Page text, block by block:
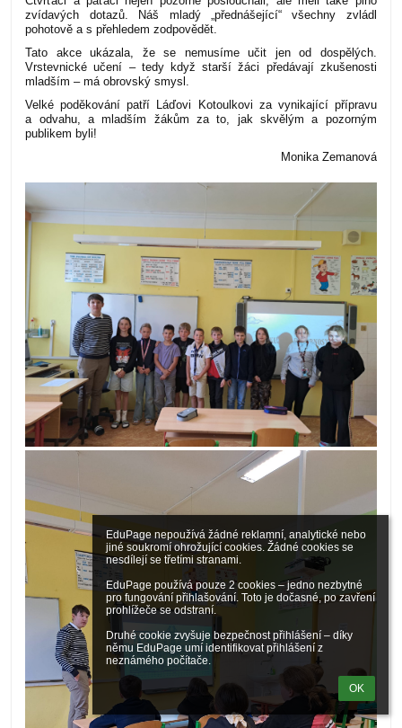
EduPage nepoužívá žádné reklamní, analytické nebo
jiné soukromí ohrožující cookies. Žádné cookies se
nesdílejí se třetími stranami.
EduPage používá pouze 2 cookies – jedno nezbytné
pro fungování přihlašování. Toto je dočasné, po zavření
prohlížeče se odstraní.
Druhé cookie zvyšuje bezpečnost přihlášení – díky
němu EduPage umí identifikovat přihlášení z
neznámého počítače.
OK
zvídavých dotazů. Náš mladý „přednášející“ všechny zvládl
pohotově a s přehledem zodpovědět.
Tato akce ukázala, že se nemusíme učit jen od dospělých.
Vrstevnické učení – tedy když starší žáci předávají zkušenosti
mladším – má obrovský smysl.
Velké poděkování patří Láďovi Kotoulkovi za vynikající přípravu
a odvahu, a mladším žákům za to, jak skvělým a pozorným
publikem byli!
Monika Zemanová